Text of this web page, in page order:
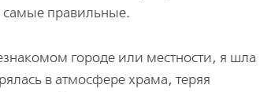
правильные.
городе или местности, я шла
в атмосфере храма, теряя